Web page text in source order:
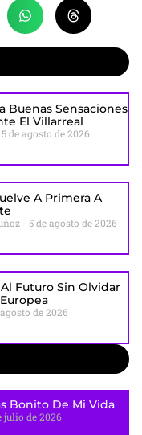
Buenas Sensaciones
El Villarreal
5 de agosto de 2026
A Primera A
5 de agosto de 2026
Futuro Sin Olvidar
de 2026
Bonito De Mi Vida
julio de 2026